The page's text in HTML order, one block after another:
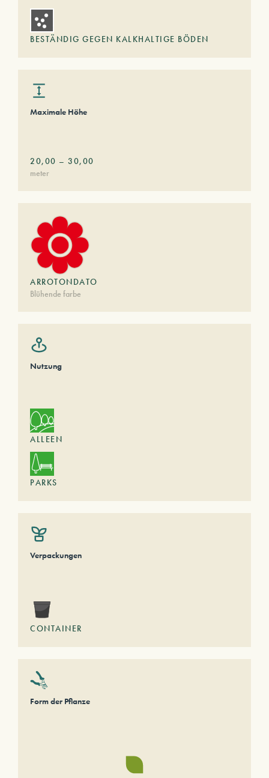
BESTÄNDIG GEGEN KALKHALTIGE BÖDEN
Maximale Höhe
20,00 – 30,00
meter
ARROTONDATO
Blühende farbe
Nutzung
ALLEEN
PARKS
Verpackungen
CONTAINER
Form der Pflanze